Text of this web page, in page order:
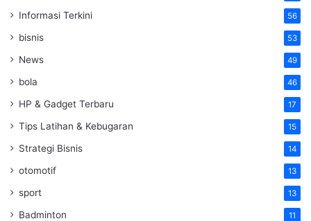
Informasi Terkini 56
bisnis 53
News 49
bola 46
HP & Gadget Terbaru 17
Tips Latihan & Kebugaran 15
Strategi Bisnis 14
otomotif 13
sport 13
Badminton 11